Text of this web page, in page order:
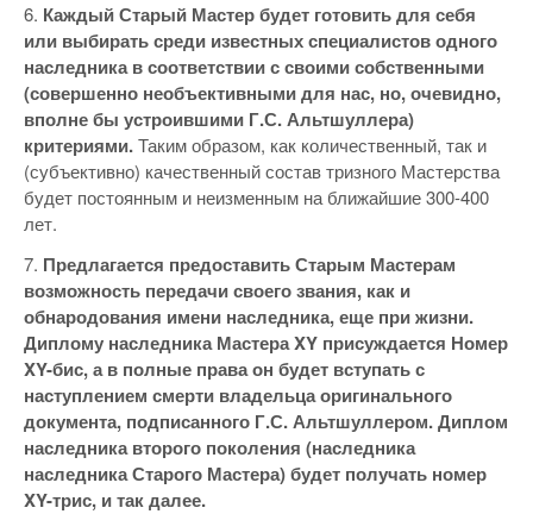
6. Каждый Старый Мастер будет готовить для себя
или выбирать среди известных специалистов одного
наследника в соответствии с своими собственными
(совершенно необъективными для нас, но, очевидно,
вполне бы устроившими Г.С. Альтшуллера)
критериями.Таким образом, как количественный, так и
(субъективно) качественный состав тризного Мастерства
будет постоянным и неизменным на ближайшие 300-400
лет.
7. Предлагается предоставить Старым Мастерам
возможность передачи своего звания, как и
обнародования имени наследника, еще при жизни.
Диплому наследника Мастера XY присуждается Номер
XY-бис, а в полные права он будет вступать с
наступлением смерти владельца оригинального
документа, подписанного Г.С. Альтшуллером. Диплом
наследника второго поколения (наследника
наследника Старого Мастера) будет получать номер
XY-трис, и так далее.